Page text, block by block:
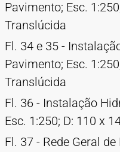
Pavimento; Esc.
Translúcida
Fl. 34 e 35 -
Pavimento; Esc.
Translúcida
Fl. 36 - Instalação
Esc. 1:250; D: 110 x
Fl. 37 - Rede Geral